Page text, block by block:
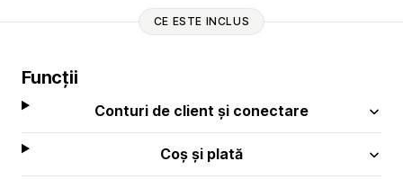
CE ESTE INCLUS
Funcții
Conturi de client și conectare
Coș și plată